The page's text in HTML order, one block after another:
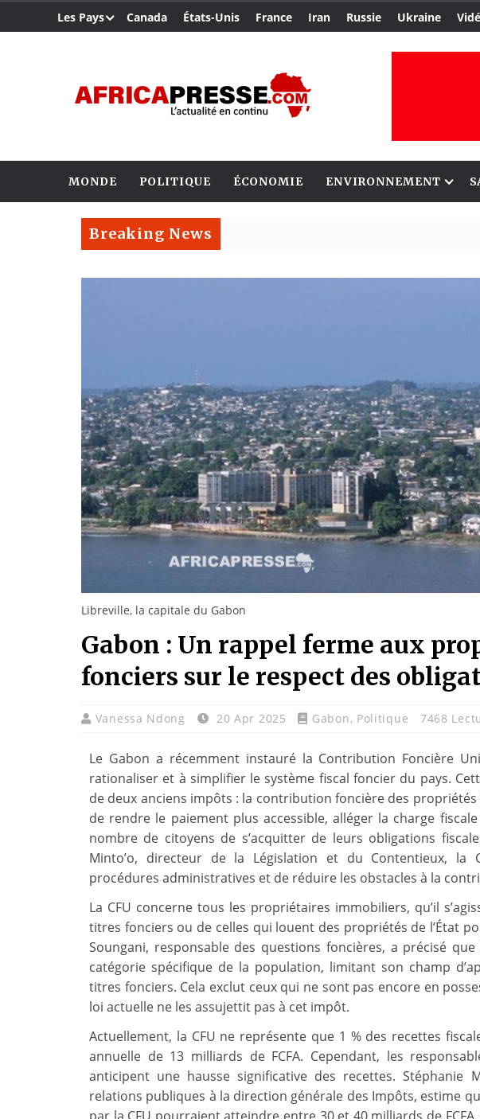
Les Pays Canada États-Unis France Iran Russie Ukraine
MONDE POLITIQUE ÉCONOMIE ENVIRONNEMENT
Breaking News
Libreville, la capitale du Gabon
Gabon : Un rappel ferme aux
fonciers sur le respect des
Vanessa Ndong 20 Apr 2025 Gabon, Politique 7468
Le Gabon a récemment instauré la Contribution Foncière
rationaliser et à simplifier le système fiscal foncier du pays.
de deux anciens impôts : la contribution foncière des
de rendre le paiement plus accessible, alléger la charge
nombre de citoyens de s’acquitter de leurs obligations
Minto’o, directeur de la Législation et du Contentieux, la
procédures administratives et de réduire les obstacles à la
La CFU concerne tous les propriétaires immobiliers, qu’il
titres fonciers ou de celles qui louent des propriétés de l’État
Soungani, responsable des questions foncières, a précisé
catégorie spécifique de la population, limitant son champ
titres fonciers. Cela exclut ceux qui ne sont pas encore en
loi actuelle ne les assujettit pas à cet impôt.
Actuellement, la CFU ne représente que 1 % des recettes
annuelle de 13 milliards de FCFA. Cependant, les
anticipent une hausse significative des recettes. Stéphanie
relations publiques à la direction générale des Impôts, estime